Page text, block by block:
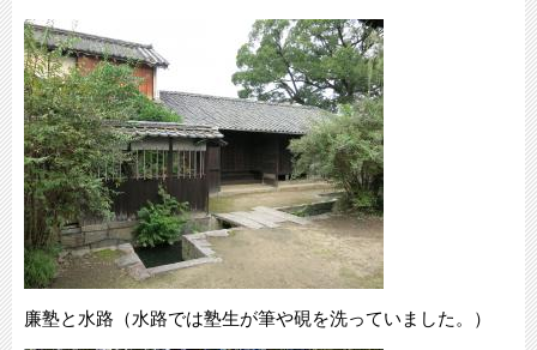
廉塾と水路（水路では塾生が筆や硯を洗っていました。）